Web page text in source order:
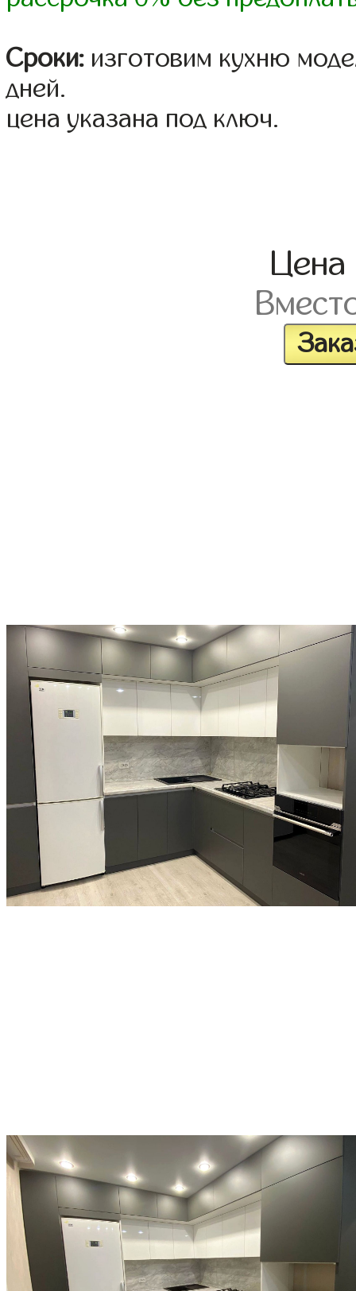
Сроки: изготовим кухню
дней.
цена указана под ключ.
Цена